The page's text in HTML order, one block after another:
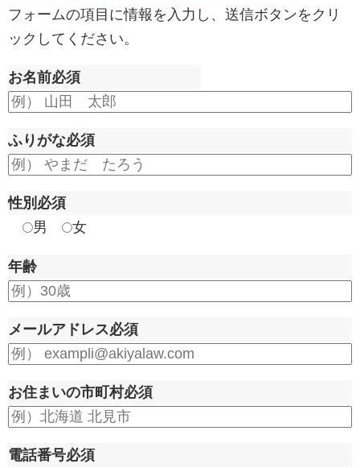
フォームの項目に情報を入力し、送信ボタンをクリ
ックしてください。
お名前必須
ふりがな必須
性別 必須
男
女
年齢
メールアドレス必須
お住まいの市町村必須
電話番号必須